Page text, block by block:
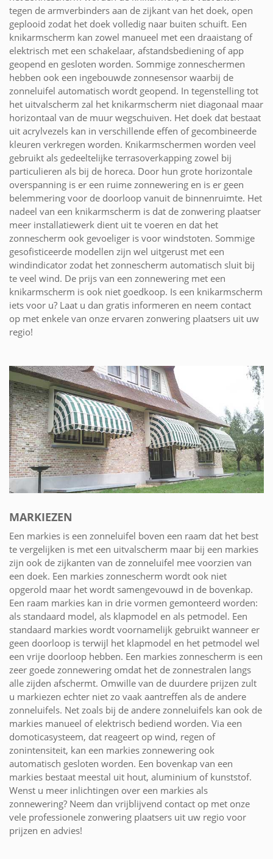
tegen de armverbinders aan de zijkant van het doek, open
geplooid zodat het doek volledig naar buiten schuift. Een
knikarmscherm kan zowel manueel met een draaistang of
elektrisch met een schakelaar, afstandsbediening of app
geopend en gesloten worden. Sommige zonneschermen
hebben ook een ingebouwde zonnesensor waarbij de
zonneluifel automatisch wordt geopend. In tegenstelling tot
het uitvalscherm zal het knikarmscherm niet diagonaal maar
horizontaal van de muur wegschuiven. Het doek dat bestaat
uit acrylvezels kan in verschillende effen of gecombineerde
kleuren verkregen worden. Knikarmschermen worden veel
gebruikt als gedeeltelijke terrasoverkapping zowel bij
particulieren als bij de horeca. Door hun grote horizontale
overspanning is er een ruime zonnewering en is er geen
belemmering voor de doorloop vanuit de binnenruimte. Het
nadeel van een knikarmscherm is dat de zonwering plaatser
meer installatiewerk dient uit te voeren en dat het
zonnescherm ook gevoeliger is voor windstoten. Sommige
gesofisticeerde modellen zijn wel uitgerust met een
windindicator zodat het zonnescherm automatisch sluit bij
te veel wind. De prijs van een zonnewering met een
knikarmscherm is ook niet goedkoop. Is een knikarmscherm
iets voor u? Laat u dan gratis informeren en neem contact
op met enkele van onze ervaren zonwering plaatsers uit uw
regio!
MARKIEZEN
Een markies is een zonneluifel boven een raam dat het best
te vergelijken is met een uitvalscherm maar bij een markies
zijn ook de zijkanten van de zonneluifel mee voorzien van
een doek. Een markies zonnescherm wordt ook niet
opgerold maar het wordt samengevouwd in de bovenkap.
Een raam markies kan in drie vormen gemonteerd worden:
als standaard model, als klapmodel en als petmodel. Een
standaard markies wordt voornamelijk gebruikt wanneer er
geen doorloop is terwijl het klapmodel en het petmodel wel
een vrije doorloop hebben. Een markies zonnescherm is een
zeer goede zonnewering omdat het de zonnestralen langs
alle zijden afschermt. Omwille van de duurdere prijzen zult
u markiezen echter niet zo vaak aantreffen als de andere
zonneluifels. Net zoals bij de andere zonneluifels kan ook de
markies manueel of elektrisch bediend worden. Via een
domoticasysteem, dat reageert op wind, regen of
zonintensiteit, kan een markies zonnewering ook
automatisch gesloten worden. Een bovenkap van een
markies bestaat meestal uit hout, aluminium of kunststof.
Wenst u meer inlichtingen over een markies als
zonnewering? Neem dan vrijblijvend contact op met onze
vele professionele zonwering plaatsers uit uw regio voor
prijzen en advies!